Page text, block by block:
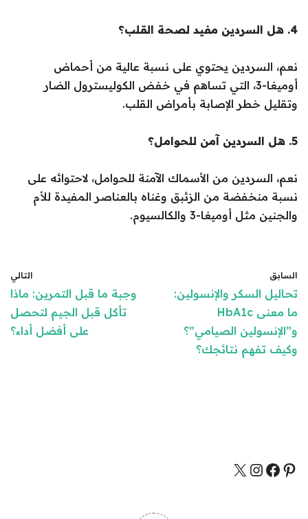
4. هل السردين مفيد لصحة القلب؟
نعم، السردين يحتوي على نسبة عالية من أحماض
أوميغا-3، التي تساهم في خفض الكوليسترول الضار
وتقليل خطر الإصابة بأمراض القلب.
5. هل السردين آمن للحوامل؟
نعم، السردين من الأسماك الآمنة للحوامل، لاحتوائه على
نسبة منخفضة من الزئبق وغناه بالعناصر المفيدة للأم
والجنين مثل أوميغا-3 والكالسيوم.
السابق
تحاليل السكر والإنسولين:
ما معنى HbA1c
و”الإنسولين الصيامي”؟
وكيف تفهم نتائجك؟
التالي
وجبة ما قبل التمرين: ماذا
تأكل قبل الجيم لتحصل
على أفضل أداء؟